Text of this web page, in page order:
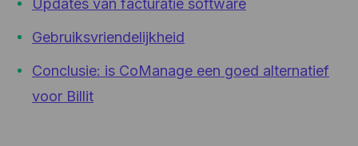
Updates van facturatie software
Gebruiksvriendelijkheid
Conclusie: is CoManage een goed alternatief
voor Billit